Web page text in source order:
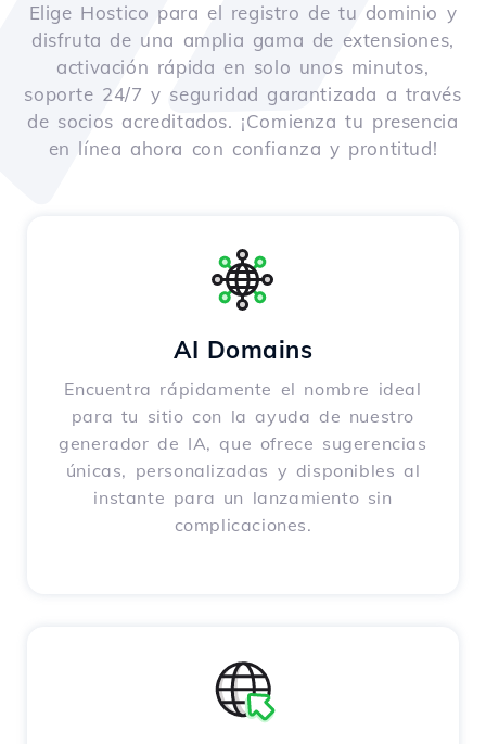
Elige Hostico para el registro de tu dominio y
disfruta de una amplia gama de extensiones,
activación rápida en solo unos minutos,
soporte 24/7 y seguridad garantizada a través
de socios acreditados. ¡Comienza tu presencia
en línea ahora con confianza y prontitud!
AI Domains
Encuentra rápidamente el nombre ideal
para tu sitio con la ayuda de nuestro
generador de IA, que ofrece sugerencias
únicas, personalizadas y disponibles al
instante para un lanzamiento sin
complicaciones.